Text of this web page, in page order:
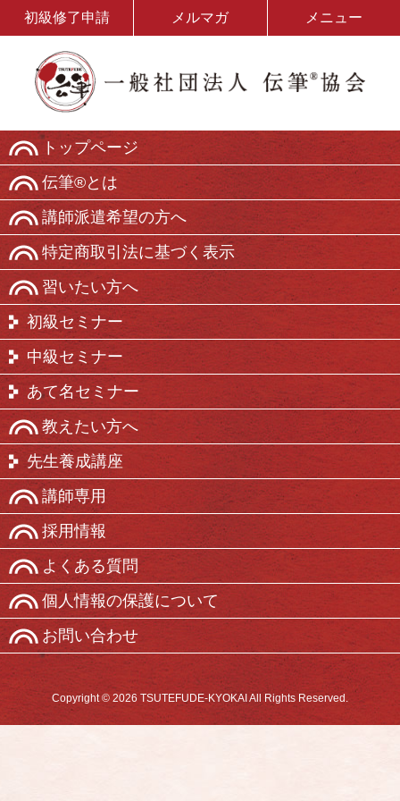
初級修了申請 メルマガ メニュー
トップページ
伝筆®とは
講師派遣希望の方へ
特定商取引法に基づく表示
習いたい方へ
初級セミナー
中級セミナー
あて名セミナー
教えたい方へ
先生養成講座
講師専用
採用情報
よくある質問
個人情報の保護について
お問い合わせ
Copyright © 2026 TSUTEFUDE-KYOKAI All Rights Reserved.